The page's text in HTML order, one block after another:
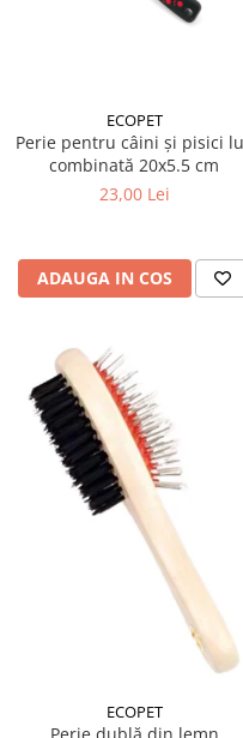
ECOPET
Perie pentru câini și pisici
combinată 20x5.5 cm
23,00 Lei
ADAUGA IN COS
ECOPET